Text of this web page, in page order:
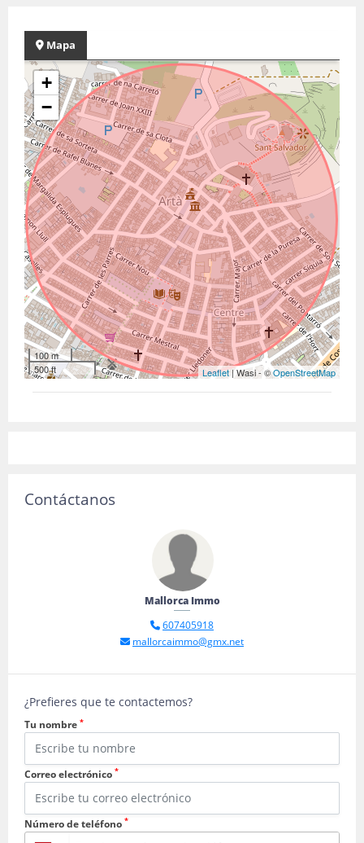
Mapa
+
−
100 m
500 ft
Leaflet| Wasi - ©OpenStreetMap
Contáctanos
Mallorca Immo
607405918
mallorcaimmo@gmx.net
¿Prefieres que te contactemos?
Tu nombre *
Correo electrónico *
Número de teléfono *